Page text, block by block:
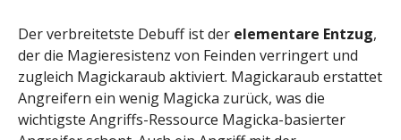
Der verbreitetste Debuff ist der elementare Entzug,
der die Magieresistenz von Feinden verringert und
zugleich Magickaraub aktiviert. Magickaraub erstattet
Angreifern ein wenig Magicka zurück, was die
wichtigste Angriffs-Ressource Magicka-basierter